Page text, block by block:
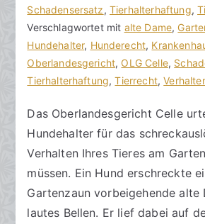
o
n
h
o
r
k
R
e
c
h
e
i
t
r
a
v
e
r
ö
f
Schadensersatz, Tierhalterhaftung,
Verschlagwortet mit alte Dame,
Hundehalter, Hunderecht,
Oberlandesgericht, OLG Celle,
Tierhalterhaftung,Tierrecht,
e
i
n
e
K
m
m
e
n
t
Das Oberlandesgericht Celle
Hundehalter für das
Verhalten Ihres Tieres am
müssen. Ein Hund erschreckte
Gartenzaun vorbeigehende alte
lautes Bellen. Er lief dabei auf